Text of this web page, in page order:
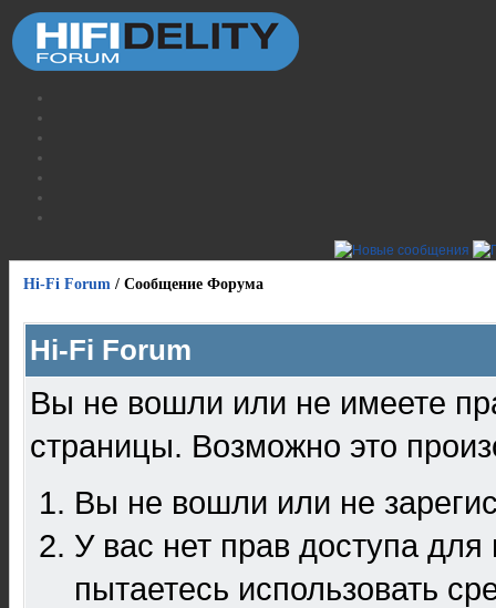
Hi-Fi Forum / Сообщение Форума
Hi-Fi Forum
Вы не вошли или не имеете
страницы. Возможно это
Вы не вошли или не
У вас нет прав доступа
пытаетесь использовать